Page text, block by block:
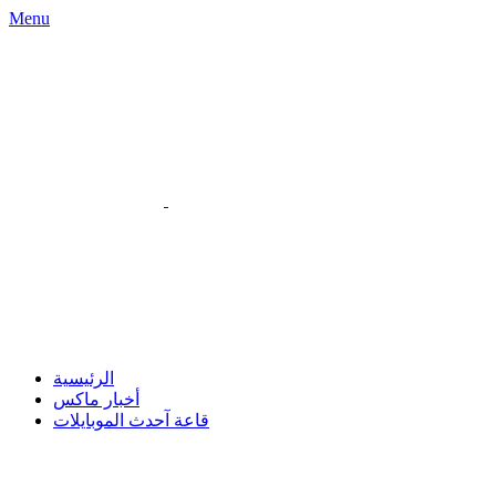
Menu
الرئيسية
أخبار ماكس
قاعة آحدث الموبايلات